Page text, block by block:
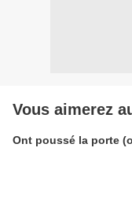
Vous aimerez
Ont poussé la porte